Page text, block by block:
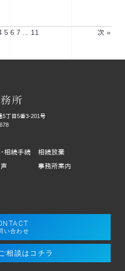
5 6 7 11 次 »
5丁目5番3-201号
相続手続
相続放棄
事務所案内
い合わせ
相談はコチラ